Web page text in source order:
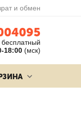
и обмен
18:00 (мск)